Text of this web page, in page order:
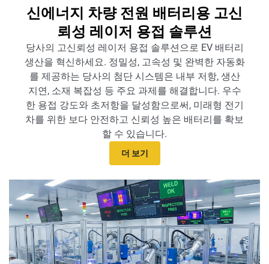
신에너지 차량 전원 배터리용 고신
뢰성 레이저 용접 솔루션
당사의 고신뢰성 레이저 용접 솔루션으로 EV 배터리
생산을 혁신하세요. 정밀성, 고속성 및 완벽한 자동화
를 제공하는 당사의 첨단 시스템은 내부 저항, 생산
지연, 소재 복잡성 등 주요 과제를 해결합니다. 우수
한 용접 강도와 초저항을 달성함으로써, 미래형 전기
차를 위한 보다 안전하고 신뢰성 높은 배터리를 확보
할 수 있습니다.
더 보기